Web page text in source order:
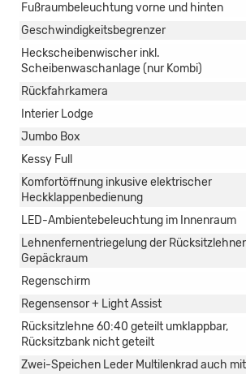
Fußraumbeleuchtung vorne und hinten
Geschwindigkeitsbegrenzer
Heckscheibenwischer inkl.
Scheibenwaschanlage (nur Kombi)
Rückfahrkamera
Interier Lodge
Jumbo Box
Kessy Full
Komfortöffnung inkusive elektrischer
Heckklappenbedienung
LED-Ambientebeleuchtung im Innenraum
Lehnenfernentriegelung der
Gepäckraum
Regenschirm
Regensensor + Light Assist
Rücksitzlehne 60:40 geteilt umklappbar,
Rücksitzbank nicht geteilt
Zwei-Speichen Leder Multilenkrad auch mit